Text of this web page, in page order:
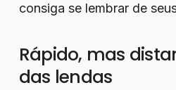
consiga se lembrar de
Rápido, mas
das lendas